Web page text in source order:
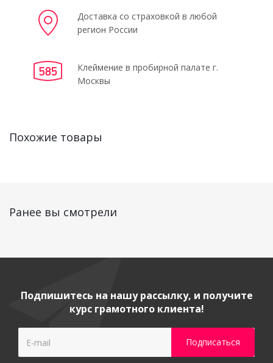
Доставка со страховкой в любой
регион России
Клеймение в пробирной палате г.
Москвы
Похожие товары
Ранее вы смотрели
Подпишитесь на нашу рассылку, и получите
курс грамотного клиента!